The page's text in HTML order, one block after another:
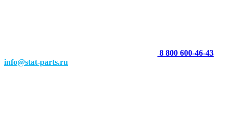
8 800 600-46-43
info@stat-parts.ru